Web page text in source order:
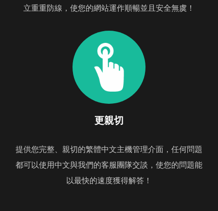
立重重防線，使您的網站運作順暢並且安全無虞！
更親切
提供您完整、親切的繁體中文主機管理介面，任何問題
都可以使用中文與我們的客服團隊交談，使您的問題能
以最快的速度獲得解答！